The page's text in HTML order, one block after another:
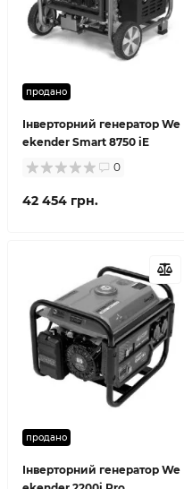
продано
Інверторний генератор We
ekender Smart 8750 iE
0
42 454 грн.
продано
Інверторний генератор We